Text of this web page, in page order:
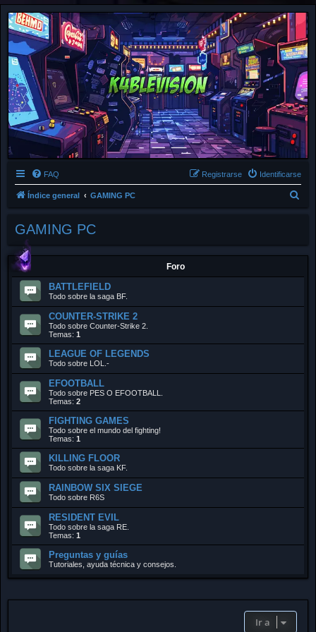
FAQ Identificarse
Registrarse
Índice general GAMING PC
c
r
GAMING PC
Foro
BATTLEFIELD
Todo sobre la saga BF.
COUNTER-STRIKE 2
Todo sobre Counter-Strike 2.
Temas: 1
LEAGUE OF LEGENDS
Todo sobre LOL.-
EFOOTBALL
Todo sobre PES O EFOOTBALL.
Temas: 2
FIGHTING GAMES
Todo sobre el mundo del fighting!
Temas: 1
KILLING FLOOR
Todo sobre la saga KF.
RAINBOW SIX SIEGE
Todo sobre R6S
RESIDENT EVIL
Todo sobre la saga RE.
Temas: 1
Preguntas y guías
Tutoriales, ayuda técnica y consejos.
Ir a